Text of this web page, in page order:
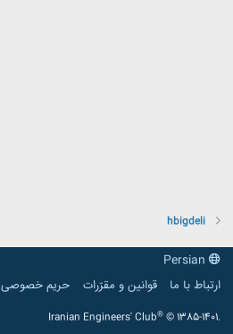
hbigdeli
ارتباط با ما
قوانین و مقرّرات حریم خصوصی
Iranian Engineers' Club® © 1385-1401.